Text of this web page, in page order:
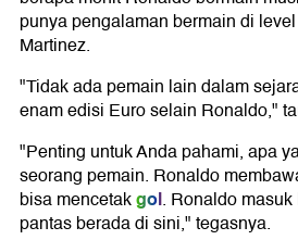
punya pengalaman bermain di
Martinez.
"Tidak ada pemain lain dalam
enam edisi Euro selain Ronaldo,"
"Penting untuk Anda pahami, apa
seorang pemain. Ronaldo
bisa mencetakgol. Ronaldo
pantas berada di sini," tegasnya.